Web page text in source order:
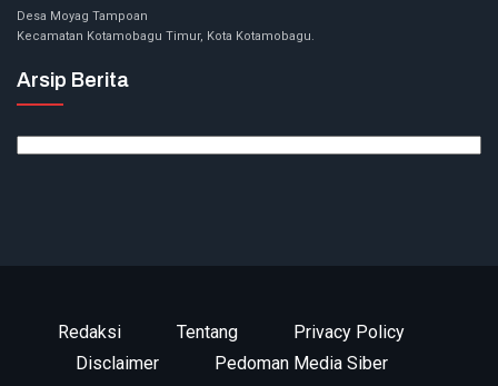
Desa Moyag Tampoan
Kecamatan Kotamobagu Timur, Kota Kotamobagu.
Arsip Berita
Redaksi Tentang
Privacy Policy
Disclaimer
Pedoman Media Siber